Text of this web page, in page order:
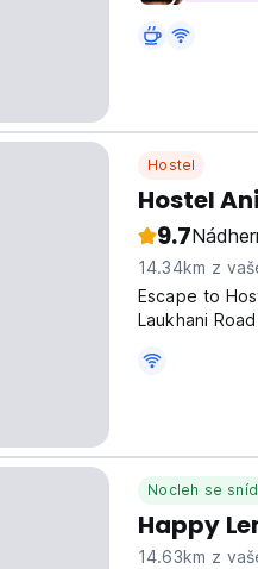
Hostel
Hostel
9.7
14.34km z
Escape to
Laukhani
the magic of
Nocleh se
Happy
14.63km z